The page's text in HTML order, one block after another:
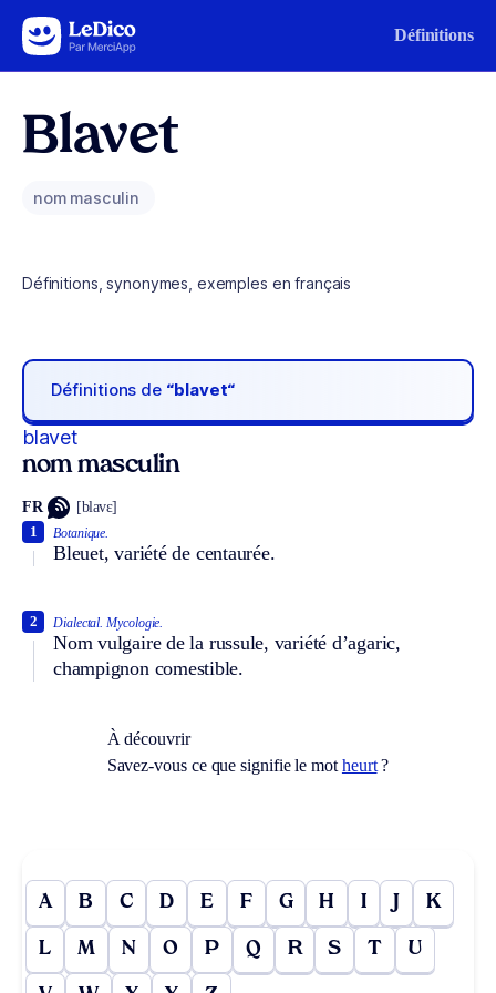
Aller au contenu Définitions
Blavet
nom masculin
Définitions, synonymes, exemples en français
Définitions de “blavet“
blavet
nom masculin
FR [blavɛ]
Botanique.
Bleuet, variété de centaurée.
1
Dialectal. Mycologie.
Nom vulgaire de la russule, variété d’agaric,
champignon comestible.
2
À découvrir
Savez-vous ce que signifie le mot heurt?
A B C D E F G H I J K
L M N O P Q R S T U